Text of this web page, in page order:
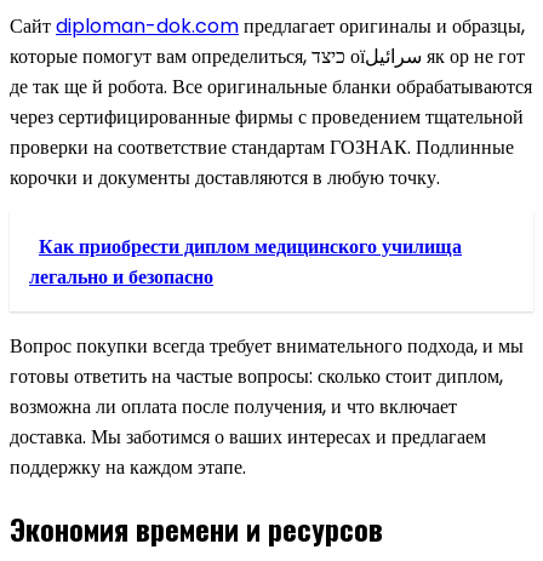
Сайтdiploman-dok.comпредлагает оригиналы и образцы,
которые помогут вам определиться, כיצד оїسرائيل як ор не гот
де так ще й робота. Все оригинальные бланки обрабатываются
через сертифицированные фирмы с проведением тщательной
проверки на соответствие стандартам ГОЗНАК. Подлинные
корочки и документы доставляются в любую точку.
Как приобрести диплом медицинского училища
легально и безопасно
Вопрос покупки всегда требует внимательного подхода, и мы
готовы ответить на частые вопросы: сколько стоит диплом,
возможна ли оплата после получения, и что включает
доставка. Мы заботимся о ваших интересах и предлагаем
поддержку на каждом этапе.
Экономия времени и ресурсов